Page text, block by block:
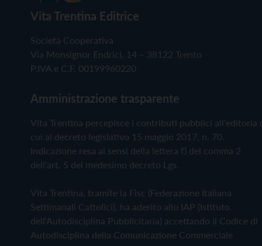
Vita Trentina Editrice
Società Cooperativa
Via Monsignor Endrici, 14 – 38122 Trento
P.IVA e C.F. 00199960220
Amministrazione trasparente
Vita Trentina percepisce i contributi pubblici all'editoria
cui al decreto legislativo 15 maggio 2017, n. 70.
Indicazione resa ai sensi della lettera f) del comma 2
dell'art. 5 del medesimo decreto Lgs.
Vita Trentina, tramite la Fisc (Federazione Italiana
Settimanali Cattolici), ha aderito allo IAP (Istituto
dell'Autodisciplina Pubblicitaria) accettando il Codice di
Autodisciplina della Comunicazione Commerciale